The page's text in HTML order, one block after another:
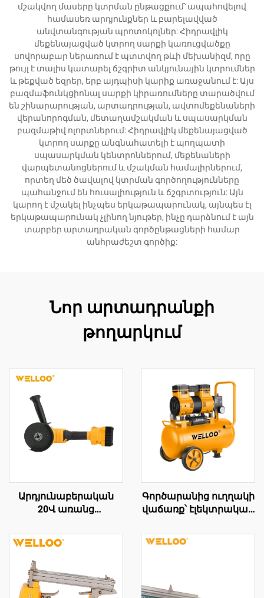
մշակվող մասերը կտրման ընթացքում՝ ապահովելով
համասեռ արդյունքներ և բարելավված
անվտանգության պրոտոկոլներ: Հիդրավլիկ
մեքենայացված կտրող սարքի կառուցվածքը
սովորաբար ներառում է պտտվող թևի մեխանիզմ, որը
թույլ է տալիս կատարել ճշգրիտ անկյունային կտրումներ
և թեքված եզրեր, երբ այդպիսի կարիք առաջանում է: Այս
բազմաֆունկցիոնալ սարքի կիրառումները տարածվում
են շինարարության, արտադրության, ավտոմեքենաների
վերանորոգման, մետաղամշակման և սպասարկման
բազմաթիվ ոլորտներում: Հիդրավլիկ մեքենայացված
կտրող սարքը անգնահատելի է պողպատի
սպասարկման կենտրոններում, մեքենաների
վարպետանոցներում և մշակման համալիրներում,
որտեղ մեծ ծավալով կտրման գործողությունները
պահանջում են հուսալիություն և ճշգրտություն: Այն
կարող է մշակել ինչպես երկաթապարունակ, այնպես էլ
երկաթապարունակ չլինող նյութեր, ինչը դարձնում է այն
տարբեր արտադրական գործընթացների համար
անհրաժեշտ գործիք:
Նոր արտադրանքի
թողարկում
Արդյունաբերական
20Վ առանց
115 մմ սղոցման
սկավառակ, անցային
անկյունային սղոց
կտրելու և փոքր-մեծ
մաքրման գործիքի
Գործարանից ուղղակի
վաճառք՝ էլեկտրական
կոմպրեսորներ, օդի
տեղափոխում 100 լ/ր
կոմպրեսորներ